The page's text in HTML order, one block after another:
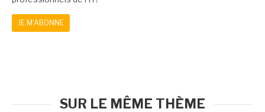
JE M'ABONNE
SUR LE MÊME THÈME